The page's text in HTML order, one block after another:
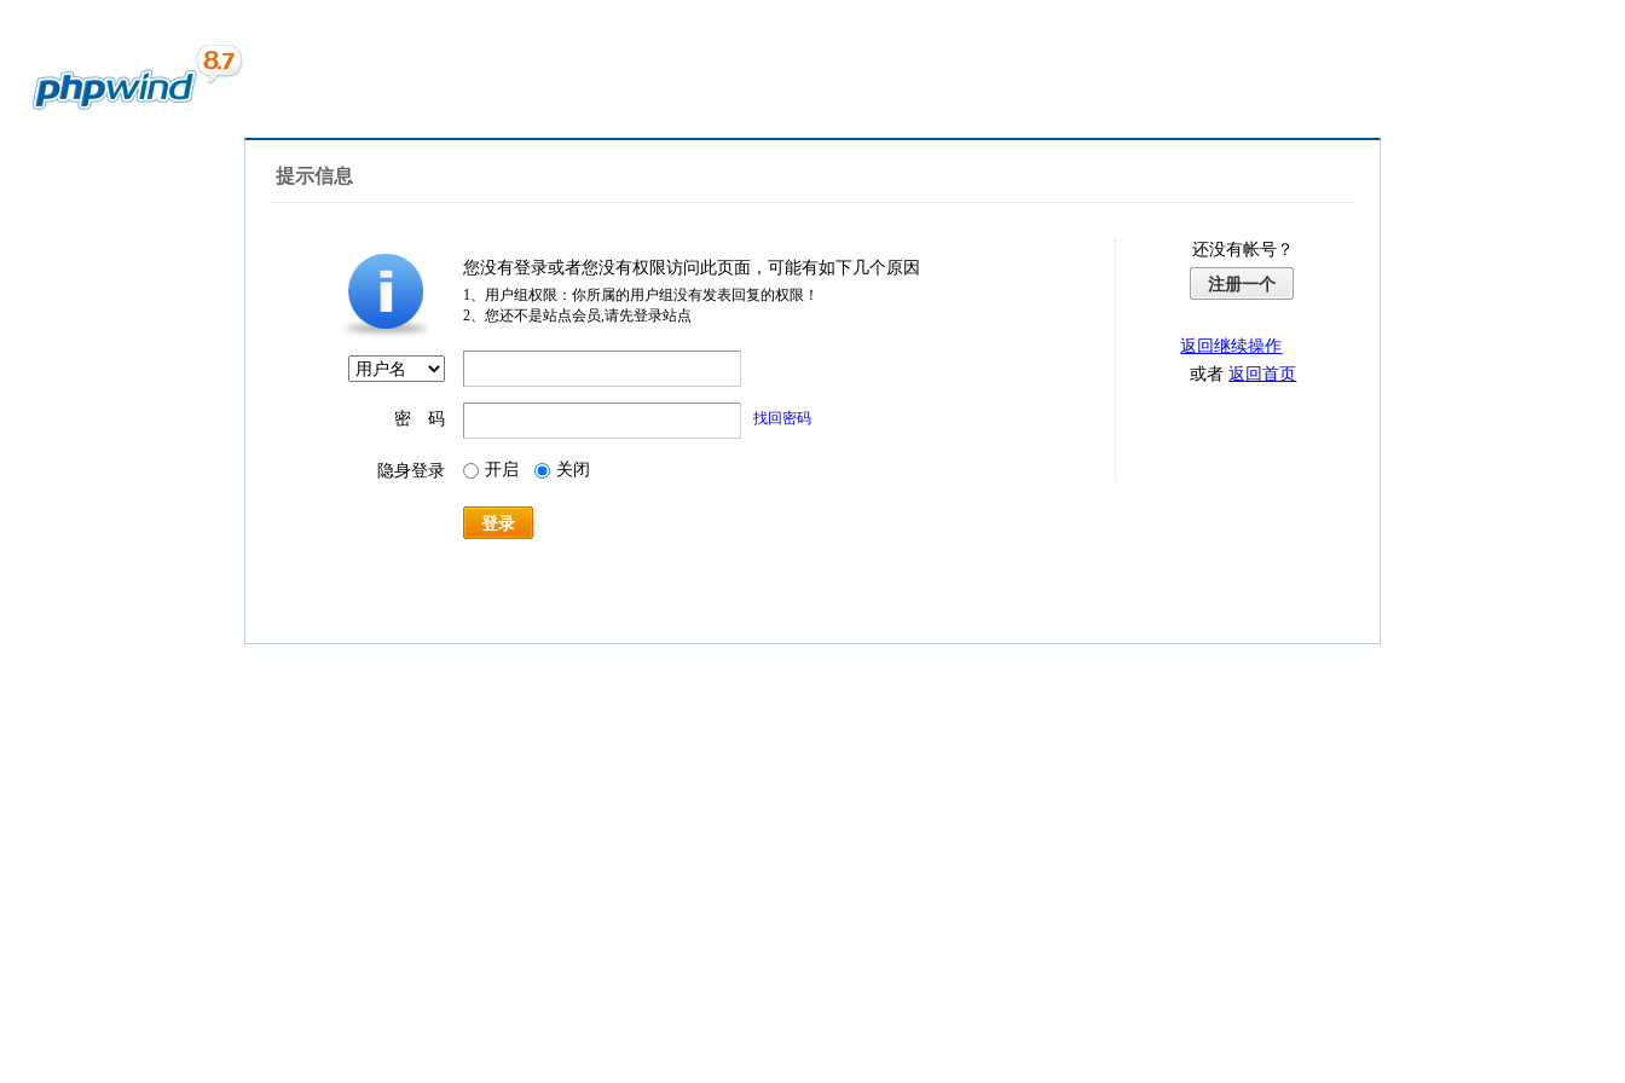
提示信息
您没有登录或者您没有权限访问此页面，可能有如下几个原因
1、用户组权限：你所属的用户组没有发表回复的权限！
2、您还不是站点会员,请先登录站点
密 码 找回密码
隐身登录 开启 关闭
登录
还没有帐号？
注册一个
返回继续操作
或者返回首页